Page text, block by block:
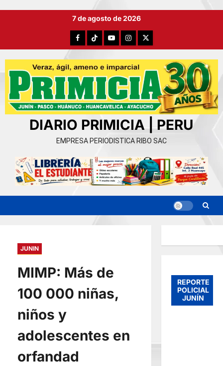
7 de agosto de 2026
FacebookTikTokYouTubeInstagram
X
DIARIO PRIMICIA | PERU
EMPRESA PERIODISTICA RIBO SAC
JUNIN
MIMP: Más de
100 000 niñas,
niños y
adolescentes en
orfandad
REPORTE
POLICIAL
JUNÍN